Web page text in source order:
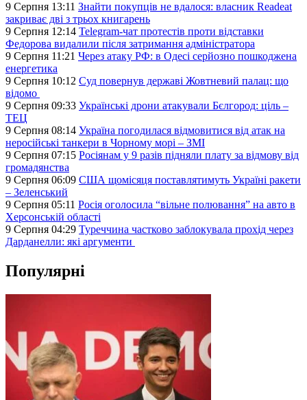
9 Серпня 13:11 Знайти покупців не вдалося: власник Readeat
закриває дві з трьох книгарень
9 Серпня 12:14 Telegram-чат протестів проти відставки
Федорова видалили після затримання адміністратора
9 Серпня 11:21 Через атаку РФ: в Одесі серйозно пошкоджена
енергетика
9 Серпня 10:12 Суд повернув державі Жовтневий палац: що
відомо
9 Серпня 09:33 Українські дрони атакували Бєлгород: ціль –
ТЕЦ
9 Серпня 08:14 Україна погодилася відмовитися від атак на
неросійські танкери в Чорному морі – ЗМІ
9 Серпня 07:15 Росіянам у 9 разів підняли плату за відмову від
громадянства
9 Серпня 06:09 США щомісяця поставлятимуть Україні ракети
– Зеленський
9 Серпня 05:11 Росія оголосила “вільне полювання” на авто в
Херсонській області
9 Серпня 04:29 Туреччина частково заблокувала прохід через
Дарданелли: які аргументи
Популярні